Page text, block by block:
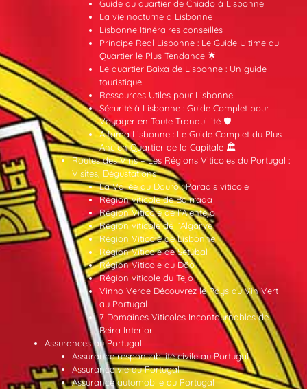
Guide du quartier de Chiado à Lisbonne
La vie nocturne à Lisbonne
Lisbonne Itinéraires conseillés
Príncipe Real Lisbonne : Le Guide Ultime du
Quartier le Plus Tendance 🌟
Le quartier Baixa de Lisbonne : Un guide
touristique
Ressources Utiles pour Lisbonne
Sécurité à Lisbonne : Guide Complet pour
Voyager en Toute Tranquillité 🛡️
Alfama Lisbonne : Le Guide Complet du Plus
Ancien Quartier de la Capitale 🏛️
Routes des Vins – Les Régions Viticoles du Portugal :
Visites, Dégustations
La Vallée du Douro : Paradis viticole
Région viticole de Bairrada
Région Viticole de l’Alentejo
Région viticole de l’Algarve
Région Viticole de Lisbonne
Région Viticole de Setúbal
Région Viticole du Dão
Région viticole du Tejo
Vinho Verde Découvrez le Pays du Vin Vert
au Portugal
7 Domaines Viticoles Incontournables de
Beira Interior
Assurances au Portugal
Assurance responsabilité civile au Portugal
Assurance vie au Portugal
Assurance automobile au Portugal